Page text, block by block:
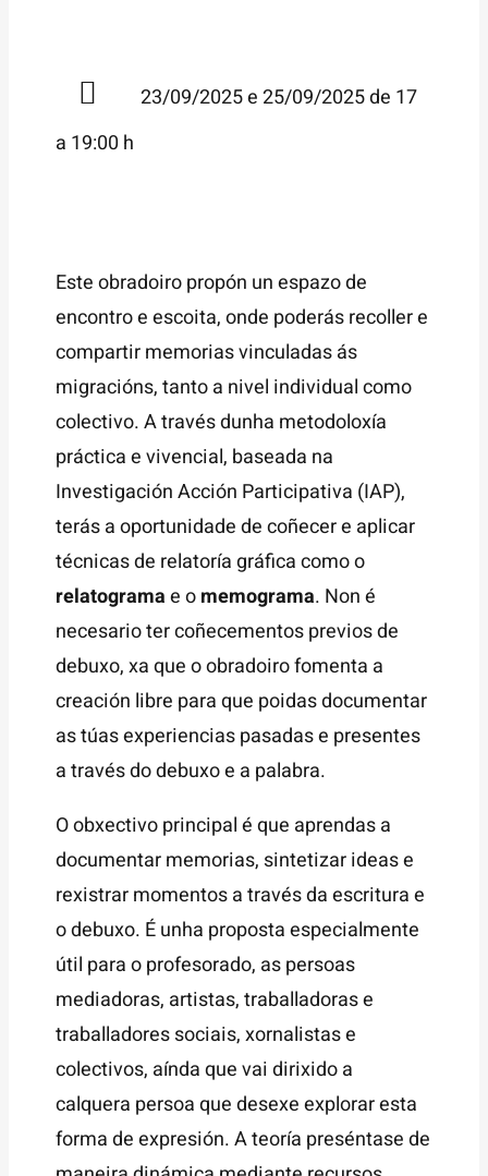
23/09/2025 e 25/09/2025 de 17
a 19:00 h
Este obradoiro propón un espazo de
encontro e escoita, onde poderás recoller e
compartir memorias vinculadas ás
migracións, tanto a nivel individual como
colectivo. A través dunha metodoloxía
práctica e vivencial, baseada na
Investigación Acción Participativa (IAP),
terás a oportunidade de coñecer e aplicar
técnicas de relatoría gráfica como o
relatogramae omemograma. Non é
necesario ter coñecementos previos de
debuxo, xa que o obradoiro fomenta a
creación libre para que poidas documentar
as túas experiencias pasadas e presentes
a través do debuxo e a palabra.
O obxectivo principal é que aprendas a
documentar memorias, sintetizar ideas e
rexistrar momentos a través da escritura e
o debuxo. É unha proposta especialmente
útil para o profesorado, as persoas
mediadoras, artistas, traballadoras e
traballadores sociais, xornalistas e
colectivos, aínda que vai dirixido a
calquera persoa que desexe explorar esta
forma de expresión. A teoría preséntase de